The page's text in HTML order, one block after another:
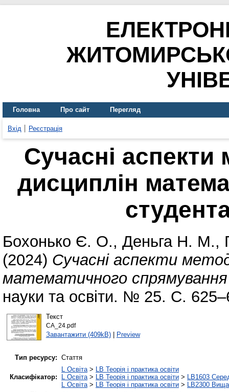
Головна Про сайт Перегляд
Вхід Реєстрація
Сучасні
дисциплін
Бохонько Є. О., Деньга Н. М.,
(2024) Сучасні аспекти
математичного
науки та освіти. № 25. С.
Текст
СА_24.pdf
Завантажити (409kB)| Preview
Тип ресурсу: Стаття
Класифікатор:
L Освіта> LB Теорія і практика освіти
L Освіта> LB Теорія і практика освіти > LB1603
L Освіта> LB Теорія і практика освіти > LB2300 Вища